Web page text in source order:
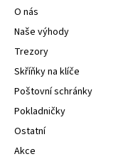
O nás
Naše výhody
Trezory
Skříňky na klíče
Poštovní schránky
Pokladničky
Ostatní
Akce